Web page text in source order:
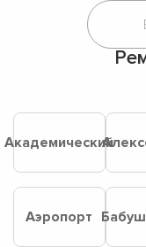
Академический
Аэропорт